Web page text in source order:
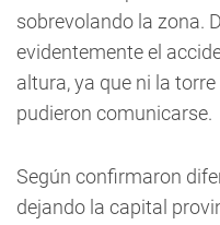
sobrevolando la zona.
evidentemente el
altura, ya que ni la
pudieron comunicarse.
Según confirmaron
dejando la capital